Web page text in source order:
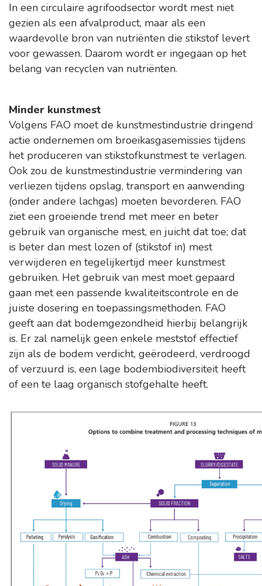
In een circulaire agrifoodsector wordt mest niet
gezien als een afvalproduct, maar als een
waardevolle bron van nutriënten die stikstof levert
voor gewassen. Daarom wordt er ingegaan op het
belang van recyclen van nutriënten.
Minder kunstmest
Volgens FAO moet de kunstmestindustrie dringend
actie ondernemen om broeikasgasemissies tijdens
het produceren van stikstofkunstmest te verlagen.
Ook zou de kunstmestindustrie vermindering van
verliezen tijdens opslag, transport en aanwending
(onder andere lachgas) moeten bevorderen. FAO
ziet een groeiende trend met meer en beter
gebruik van organische mest, en juicht dat toe; dat
is beter dan mest lozen of (stikstof in) mest
verwijderen en tegelijkertijd meer kunstmest
gebruiken. Het gebruik van mest moet gepaard
gaan met een passende kwaliteitscontrole en de
juiste dosering en toepassingsmethoden. FAO
geeft aan dat bodemgezondheid hierbij belangrijk
is. Er zal namelijk geen enkele meststof effectief
zijn als de bodem verdicht, geërodeerd, verdroogd
of verzuurd is, een lage bodembiodiversiteit heeft
of een te laag organisch stofgehalte heeft.